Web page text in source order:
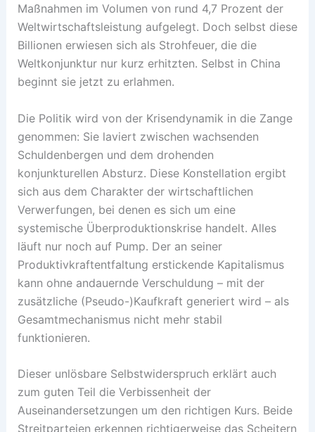
Maßnahmen im Volumen von rund 4,7 Prozent der
Weltwirtschaftsleistung aufgelegt. Doch selbst diese
Billionen erwiesen sich als Strohfeuer, die die
Weltkonjunktur nur kurz erhitzten. Selbst in China
beginnt sie jetzt zu erlahmen.
Die Politik wird von der Krisendynamik in die Zange
genommen: Sie laviert zwischen wachsenden
Schuldenbergen und dem drohenden
konjunkturellen Absturz. Diese Konstellation ergibt
sich aus dem Charakter der wirtschaftlichen
Verwerfungen, bei denen es sich um eine
systemische Überproduktionskrise handelt. Alles
läuft nur noch auf Pump. Der an seiner
Produktivkraftentfaltung erstickende Kapitalismus
kann ohne andauernde Verschuldung – mit der
zusätzliche (Pseudo-)Kaufkraft generiert wird – als
Gesamtmechanismus nicht mehr stabil
funktionieren.
Dieser unlösbare Selbstwiderspruch erklärt auch
zum guten Teil die Verbissenheit der
Auseinandersetzungen um den richtigen Kurs. Beide
Streitparteien erkennen richtigerweise das Scheitern